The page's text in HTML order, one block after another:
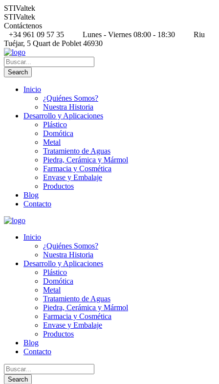
STIValtek
STIValtek
Contáctenos
+34 961 09 57 35
Lunes - Viernes 08:00 - 18:30
Riu
Tuéjar, 5 Quart de Poblet 46930
Inicio
¿Quiénes Somos?
Nuestra Historia
Desarrollo y Aplicaciones
Plástico
Domótica
Metal
Tratamiento de Aguas
Piedra, Cerámica y Mármol
Farmacia y Cosmética
Envase y Embalaje
Productos
Blog
Contacto
Inicio
¿Quiénes Somos?
Nuestra Historia
Desarrollo y Aplicaciones
Plástico
Domótica
Metal
Tratamiento de Aguas
Piedra, Cerámica y Mármol
Farmacia y Cosmética
Envase y Embalaje
Productos
Blog
Contacto